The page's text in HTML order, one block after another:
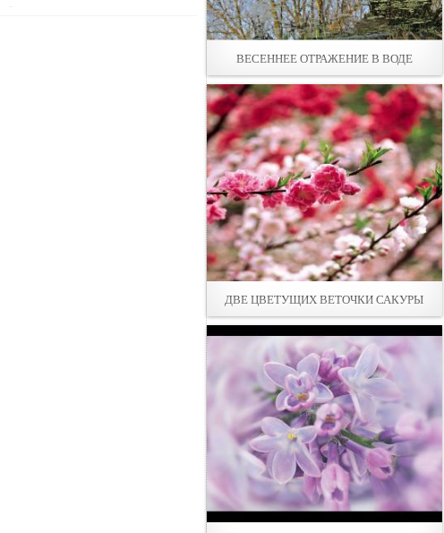
ВЕСЕННЕЕ ОТРАЖЕНИЕ В ВОДЕ
ДВЕ ЦВЕТУЩИХ ВЕТОЧКИ САКУРЫ